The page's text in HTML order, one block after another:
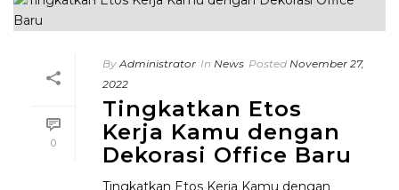
0
By Administrator In News Posted November 27,
2022
Tingkatkan Etos
Kerja Kamu dengan
Dekorasi Office Baru
Tingkatkan Etos Kerja Kamu dengan